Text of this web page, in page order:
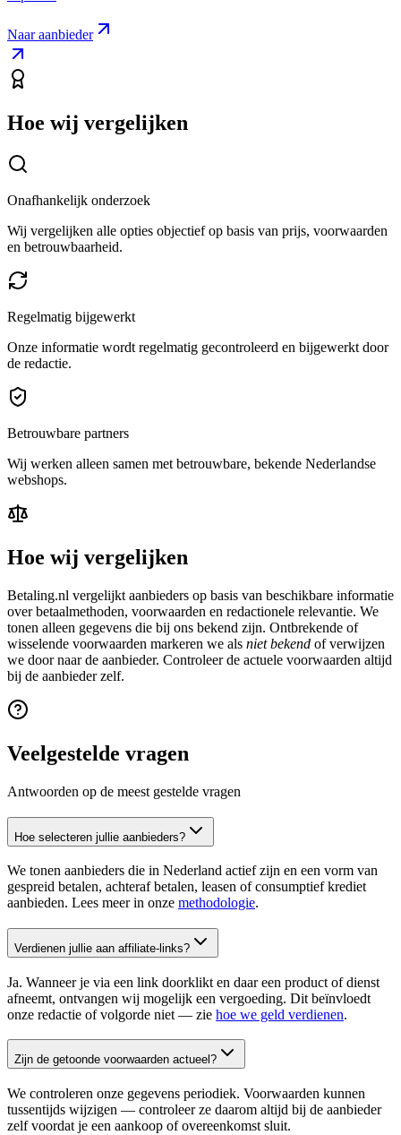
Naar aanbieder
Hoe wij vergelijken
Onafhankelijk onderzoek
Wij vergelijken alle opties objectief op basis van prijs, voorwaarden
en betrouwbaarheid.
Regelmatig bijgewerkt
Onze informatie wordt regelmatig gecontroleerd en bijgewerkt door
de redactie.
Betrouwbare partners
Wij werken alleen samen met betrouwbare, bekende Nederlandse
webshops.
Hoe wij vergelijken
Betaling.nl vergelijkt aanbieders op basis van beschikbare informatie
over betaalmethoden, voorwaarden en redactionele relevantie. We
tonen alleen gegevens die bij ons bekend zijn. Ontbrekende of
wisselende voorwaarden markeren we als niet bekend of verwijzen
we door naar de aanbieder. Controleer de actuele voorwaarden altijd
bij de aanbieder zelf.
Veelgestelde vragen
Antwoorden op de meest gestelde vragen
Hoe selecteren jullie aanbieders?
We tonen aanbieders die in Nederland actief zijn en een vorm van
gespreid betalen, achteraf betalen, leasen of consumptief krediet
aanbieden. Lees meer in onze methodologie.
Verdienen jullie aan affiliate-links?
Ja. Wanneer je via een link doorklikt en daar een product of dienst
afneemt, ontvangen wij mogelijk een vergoeding. Dit beïnvloedt
onze redactie of volgorde niet — zie hoe we geld verdienen.
Zijn de getoonde voorwaarden actueel?
We controleren onze gegevens periodiek. Voorwaarden kunnen
tussentijds wijzigen — controleer ze daarom altijd bij de aanbieder
zelf voordat je een aankoop of overeenkomst sluit.